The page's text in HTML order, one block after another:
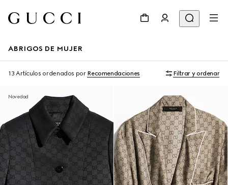
ABRIGOS DE MUJER
13 Artículos ordenados por Recomendaciones Filtrar y ordenar
Novedad